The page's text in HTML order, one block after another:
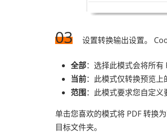
03 设置转换输出设置。
全部：选择此模式会将所有
当前：此模式仅转换预览上
范围：此模式要求您自定
单击您喜欢的模式将 PDF 转换
目标文件夹。